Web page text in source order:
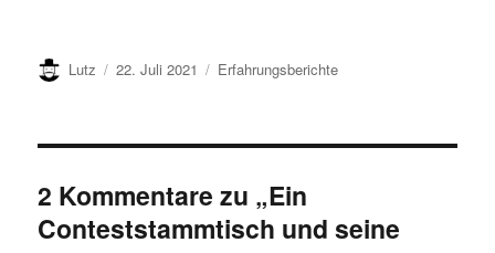
Autor
Lutz
Veröffentlicht
22. Juli 2021 Kategorien
Erfahrungsberichte
2 Kommentare zu „Ein
Conteststammtisch und seine